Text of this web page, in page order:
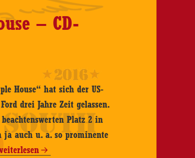
– CD-
House“ hat sich der US-
drei Jahre Zeit gelassen.
Platz 2 in
auch u. a. so prominente